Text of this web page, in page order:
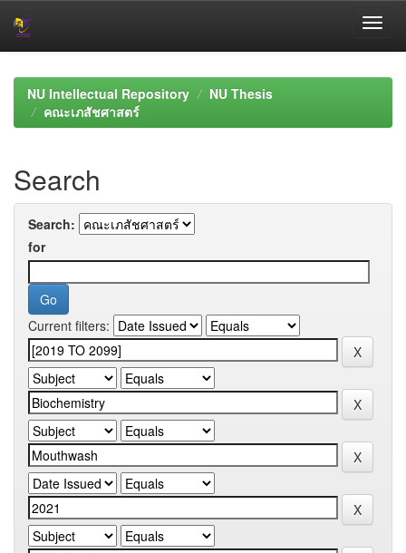
navigationNU Intellectual Repository
NU Thesis
คณะเภสัชศาสตร์
Search
Search:
for
Current filters: